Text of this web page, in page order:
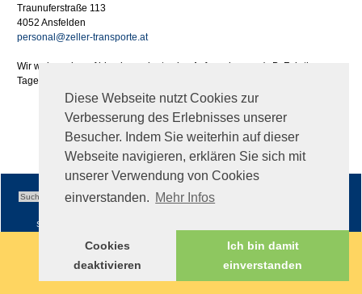
Diese Webseite nutzt Cookies zur
Verbesserung des Erlebnisses unserer
Besucher. Indem Sie weiterhin auf dieser
Webseite navigieren, erklären Sie sich mit
unserer Verwendung von Cookies
einverstanden. Mehr Infos
Cookies
deaktivieren
Ich bin damit
einverstanden
Traunuferstraße 113
4052 Ansfelden
personal@zeller-transporte.at
Wir weisen darauf hin, dass wir etwaige Aufwendungen (z.B. Fahrtkosen,
Tages- oder Nächtigungsgelder) im Zuge Ihrer Bewerbung nicht ersetzen.
Sitemap